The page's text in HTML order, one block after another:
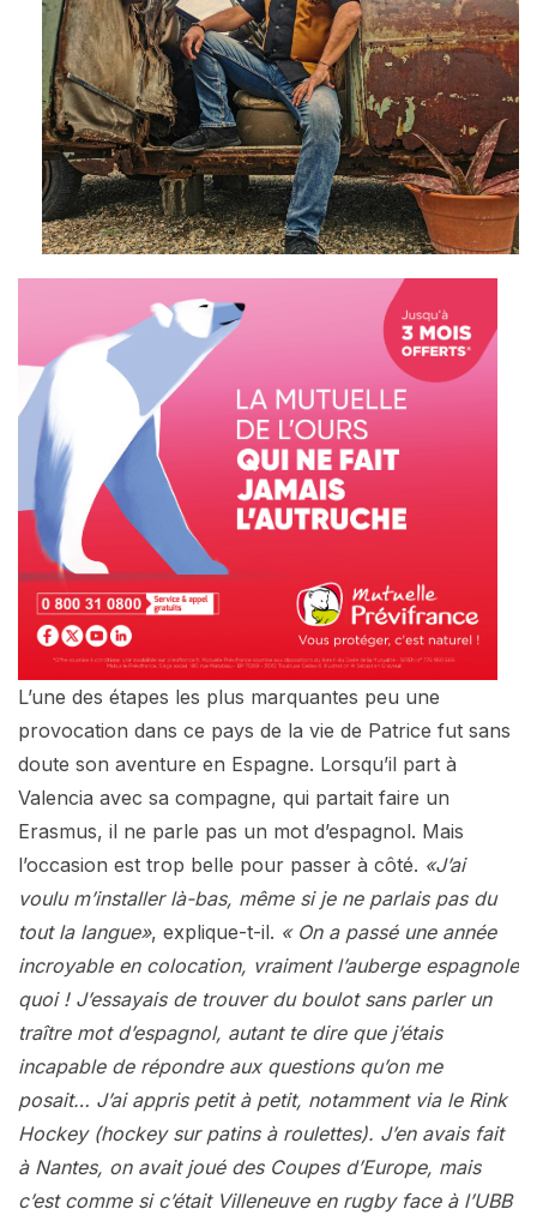
L’une des étapes les plus marquantes peu une
provocation dans ce pays de la vie de Patrice fut sans
doute son aventure en Espagne. Lorsqu’il part à
Valencia avec sa compagne, qui partait faire un
Erasmus, il ne parle pas un mot d’espagnol. Mais
l’occasion est trop belle pour passer à côté. «J’ai
voulu m’installer là-bas, même si je ne parlais pas du
tout la langue», explique-t-il. « On a passé une année
incroyable en colocation, vraiment l’auberge espagnole
quoi ! J’essayais de trouver du boulot sans parler un
traître mot d’espagnol, autant te dire que j’étais
incapable de répondre aux questions qu’on me
posait… J’ai appris petit à petit, notamment via le Rink
Hockey (hockey sur patins à roulettes). J’en avais fait
à Nantes, on avait joué des Coupes d’Europe, mais
c’est comme si c’était Villeneuve en rugby face à l’UBB